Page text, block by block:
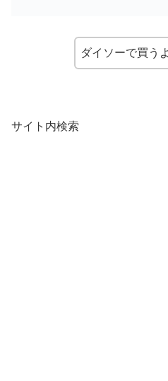
ダイソーで買う
サイト内検索